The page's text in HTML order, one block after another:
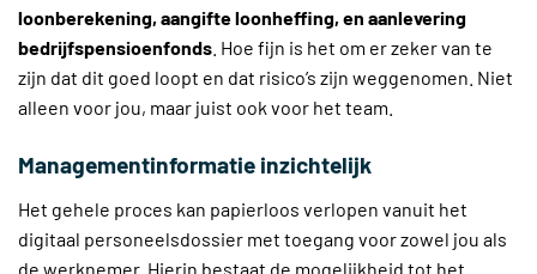
loonberekening, aangifte loonheffing, en aanlevering
bedrijfspensioenfonds . Hoe fijn is het om er zeker van te
zijn dat dit goed loopt en dat risico’s zijn weggenomen. Niet
alleen voor jou, maar juist ook voor het team.
Managementinformatie inzichtelijk
Het gehele proces kan papierloos verlopen vanuit het
digitaal personeelsdossier met toegang voor zowel jou als
de werknemer. Hierin bestaat de mogelijkheid tot het